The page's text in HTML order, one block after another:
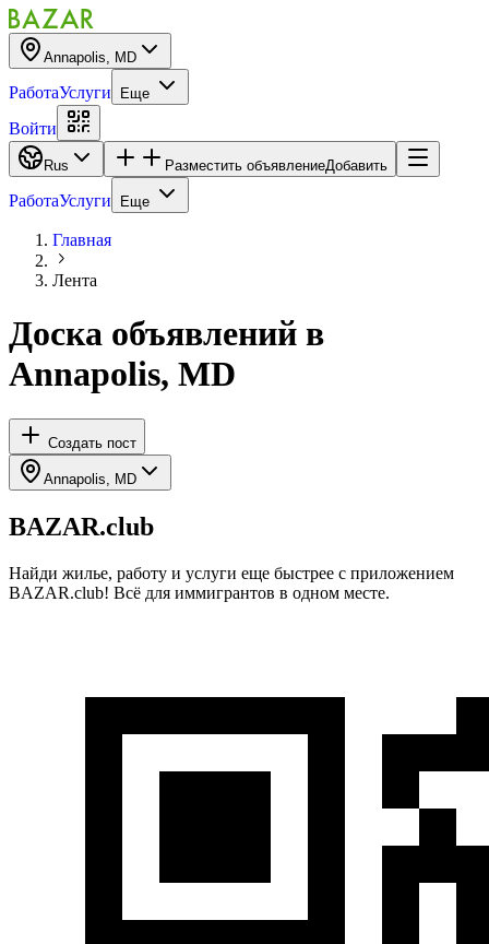
Annapolis, MD
РаботаУслуги Еще
Войти
Rus Разместить объявлениеДобавить
РаботаУслуги Еще
Главная
Лента
Доска объявлений в
Annapolis, MD
Создать пост
Annapolis, MD
BAZAR.club
Найди жилье, работу и услуги еще быстрее с приложением
BAZAR.club! Всё для иммигрантов в одном месте.